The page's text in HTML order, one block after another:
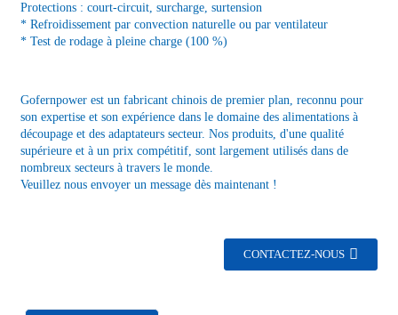
Protections : court-circuit, surcharge, surtension
* Refroidissement par convection naturelle ou par ventilateur
* Test de rodage à pleine charge (100 %)
Gofernpower est un fabricant chinois de premier plan, reconnu pour
son expertise et son expérience dans le domaine des alimentations à
découpage et des adaptateurs secteur. Nos produits, d'une qualité
supérieure et à un prix compétitif, sont largement utilisés dans de
nombreux secteurs à travers le monde.
Veuillez nous envoyer un message dès maintenant !
CONTACTEZ-NOUS